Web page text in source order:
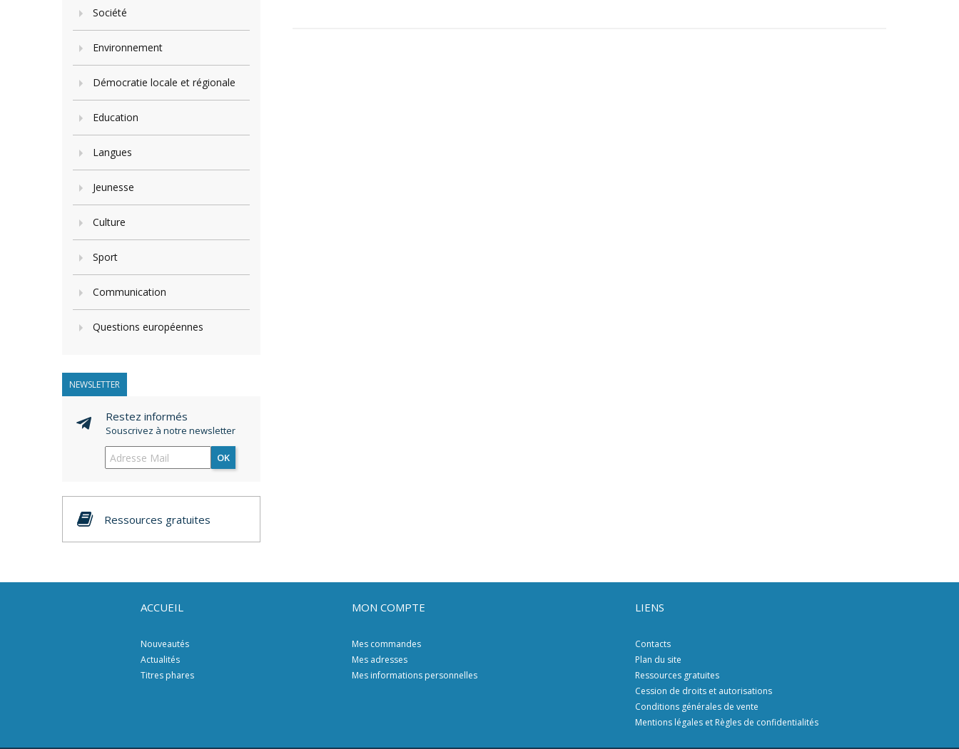
Société
Environnement
Démocratie locale et régionale
Education
Langues
Jeunesse
Culture
Sport
Communication
Questions européennes
NEWSLETTER
Restez informés
Souscrivez à notre newsletter
OK
Ressources gratuites
ACCUEIL
Nouveautés
Actualités
Titres phares
MON COMPTE
Mes commandes
Mes adresses
Mes informations personnelles
LIENS
Contacts
Plan du site
Ressources gratuites
Cession de droits et autorisations
Conditions générales de vente
Mentions légales et Règles de confidentialités